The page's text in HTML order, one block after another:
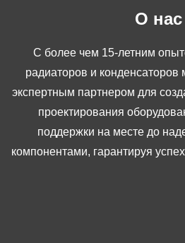
О нас
С более чем 15-летним
радиаторов и
экспертным партнером для
проектирования
поддержки на месте до
компонентами, гарантируя